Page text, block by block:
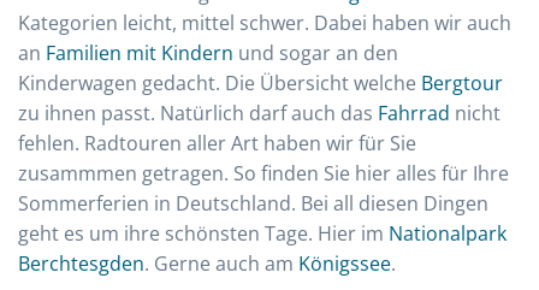
Kategorien leicht, mittel schwer. Dabei haben wir auch
an Familien mit Kindern und sogar an den
Kinderwagen gedacht. Die Übersicht welche Bergtour
zu ihnen passt. Natürlich darf auch das Fahrrad nicht
fehlen. Radtouren aller Art haben wir für Sie
zusammmen getragen. So finden Sie hier alles für Ihre
Sommerferien in Deutschland. Bei all diesen Dingen
geht es um ihre schönsten Tage. Hier im Nationalpark
Berchtesgden. Gerne auch am Königssee.